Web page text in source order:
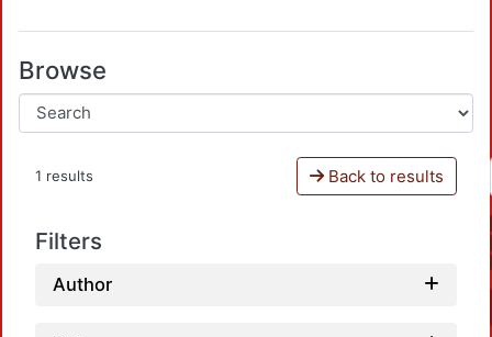
Browse
1 results Back to results
Filters
Author